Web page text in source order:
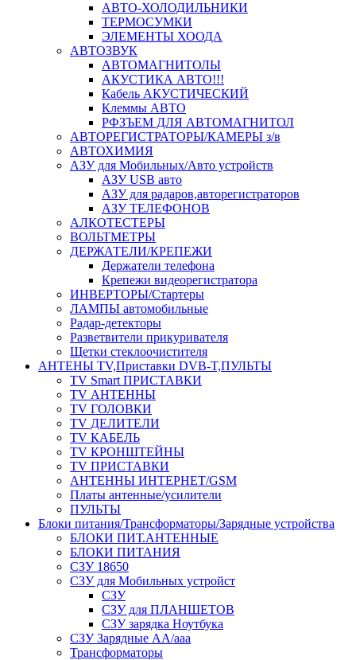
АВТО-ХОЛОДИЛЬНИКИ
ТЕРМОСУМКИ
ЭЛЕМЕНТЫ ХООДА
АВТОЗВУК
АВТОМАГНИТОЛЫ
АКУСТИКА АВТО!!!
Кабель АКУСТИЧЕСКИЙ
Клеммы АВТО
РФЗЪЕМ ДЛЯ АВТОМАГНИТОЛ
АВТОРЕГИСТРАТОРЫ/КАМЕРЫ з/в
АВТОХИМИЯ
АЗУ для Мобильных/Авто устройств
АЗУ USB авто
АЗУ для радаров,авторегистраторов
АЗУ ТЕЛЕФОНОВ
АЛКОТЕСТЕРЫ
ВОЛЬТМЕТРЫ
ДЕРЖАТЕЛИ/КРЕПЕЖИ
Держатели телефона
Крепежи видеорегистратора
ИНВЕРТОРЫ/Стартеры
ЛАМПЫ автомобильные
Радар-детекторы
Разветвители прикуривателя
Щетки стеклоочистителя
АНТЕНЫ ТV,Приставки DVB-T,ПУЛЬТЫ
TV Smart ПРИСТАВКИ
TV АНТЕННЫ
TV ГОЛОВКИ
TV ДЕЛИТЕЛИ
TV КАБЕЛЬ
TV КРОНШТЕЙНЫ
TV ПРИСТАВКИ
АНТЕННЫ ИНТЕРНЕТ/GSM
Платы антенные/усилители
ПУЛЬТЫ
Блоки питания/Трансформаторы/Зарядные устройства
БЛОКИ ПИТ.АНТЕННЫЕ
БЛОКИ ПИТАНИЯ
СЗУ 18650
СЗУ для Мобильных устройст
СЗУ
СЗУ для ПЛАНШЕТОВ
СЗУ зарядка Ноутбука
СЗУ Зарядные АА/ааа
Трансформаторы